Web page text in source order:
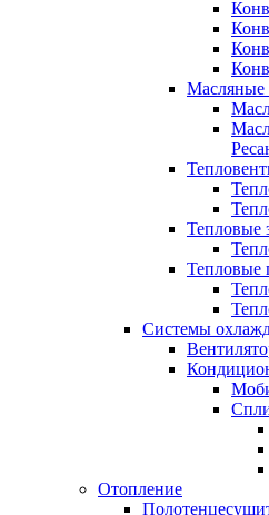
Масляные
Тепловые
Тепловые
Системы
Отопление